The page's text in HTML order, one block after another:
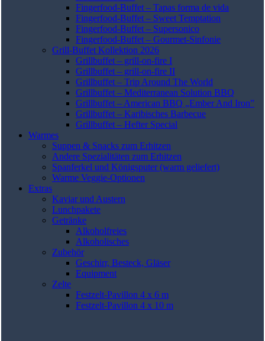
Fingerfood-Buffet – Tapas forma de vida
Fingerfood-Buffet – Sweet Temptation
Fingerfood-Buffet – Supersonico
Fingerfood-Buffet – Gourmet-Sinfonie
Grill-Buffet Kollektion 2026
Grillbuffet – grill-on-fire I
Grillbuffet – grill-on-fire II
Grillbuffet – Trip Around The World
Grillbuffet – Mediterranean Solution BBQ
Grillbuffet – American BBQ „Ember And Iron”
Grillbuffet – Karibisches Barbecue
Grillbuffet – Hefter Special
Warmes
Suppen & Snacks zum Erhitzen
Andere Spezialitäten zum Erhitzen
Spanferkel und Königsputer (warm geliefert)
Warme Veggie-Optionen
Extras
Kaviar und Austern
Lunchpakete
Getränke
Alkoholfreies
Alkoholisches
Zubehör
Geschirr, Besteck, Gläser
Equipment
Zelte
Festzelt-Pavillon 4 x 6 m
Festzelt-Pavillon 4 x 10 m